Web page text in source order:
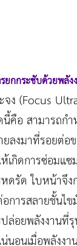
ยกกระชับด้วยพลัง
จง (Focus
คือ สามารถก
ลงมาที่รอยต่อ
เกิดการซ่อมแซ
ดรัด ใบหน้าจึ
การสลายชั้นไ
ล่อยพลังงานที่
นอนเมื่อพลังง